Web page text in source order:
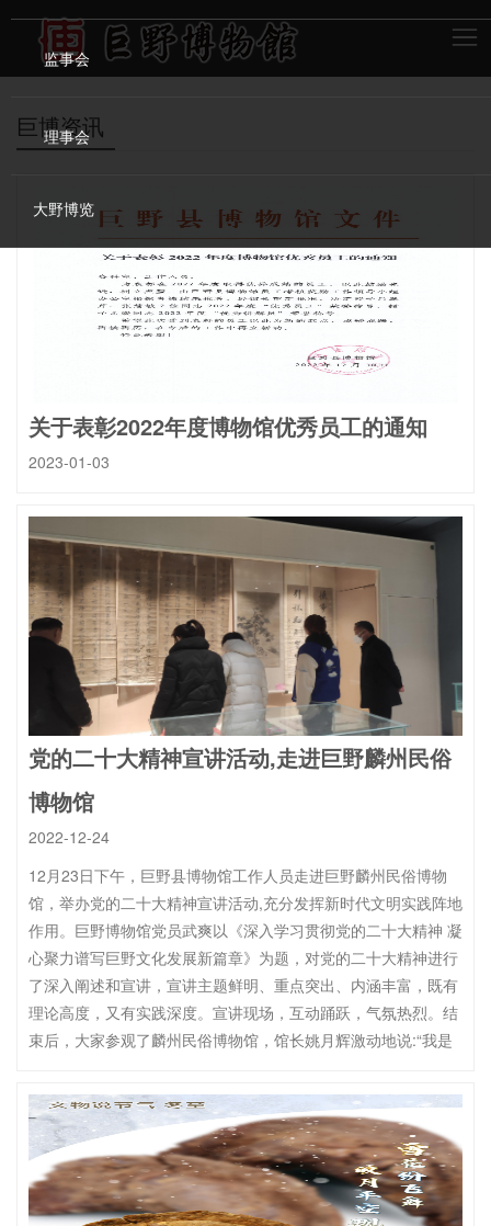
监事会
理事会
大野博览
巨博资讯
关于表彰2022年度博物馆优秀员工的通知
2023-01-03
党的二十大精神宣讲活动,走进巨野麟州民俗
博物馆
2022-12-24
12月23日下午，巨野县博物馆工作人员走进巨野麟州民俗博物
馆，举办党的二十大精神宣讲活动,充分发挥新时代文明实践阵地
作用。巨野博物馆党员武爽以《深入学习贯彻党的二十大精神 凝
心聚力谱写巨野文化发展新篇章》为题，对党的二十大精神进行
了深入阐述和宣讲，宣讲主题鲜明、重点突出、内涵丰富，既有
理论高度，又有实践深度。宣讲现场，互动踊跃，气氛热烈。结
束后，大家参观了麟州民俗博物馆，馆长姚月辉激动地说:“我是